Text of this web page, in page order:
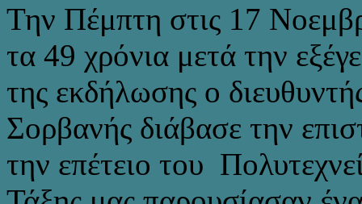
Την Πέμπτη στις 17
τα 49 χρόνια μετά την
της εκδήλωσης ο
Σορβανής διάβασε την
την επέτειο του